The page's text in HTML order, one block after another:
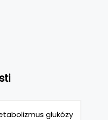
glukózy